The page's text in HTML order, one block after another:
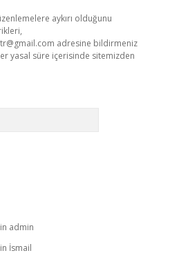
aykırı olduğunu
adresine bildirmeniz
yasal süre içerisinde sitemizden
admin
İsmail